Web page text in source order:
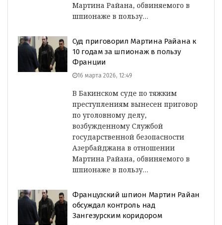
Мартина Райана, обвиняемого в
шпионаже в пользу…
Суд приговорил Мартина Райана к
10 годам за шпионаж в пользу
Франции
16 марта 2026, 12:49
В Бакинском суде по тяжким
преступлениям вынесен приговор
по уголовному делу,
возбужденному Службой
государственной безопасности
Азербайджана в отношении
Мартина Райана, обвиняемого в
шпионаже в пользу…
Французский шпион Мартин Райан
обсуждал контроль над
Зангезурским коридором